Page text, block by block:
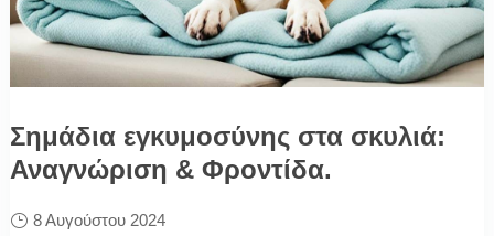
Σημάδια εγκυμοσύνης στα σκυλιά:
Αναγνώριση & Φροντίδα.
8 Αυγούστου 2024